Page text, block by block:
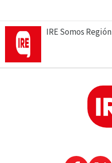
IRE Somos Región